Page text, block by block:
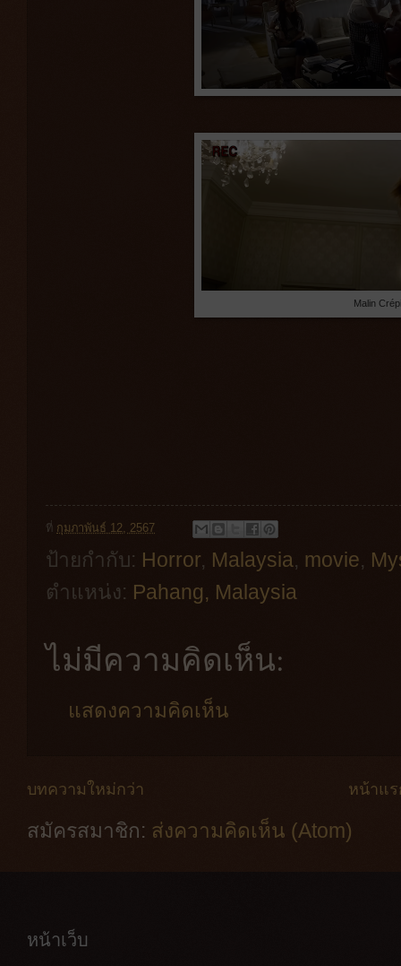
Malin
ที่ กุมภาพันธ์ 12, 2567
ป้ายกำกับ: Horror, Malaysia, movie,
ตำแหน่ง: Pahang, Malaysia
ไม่มีความคิดเห็น:
แสดงความคิดเห็น
บทความใหม่กว่า หน้าแร
สมัครสมาชิก: ส่งความคิดเห็น (Atom)
หน้าเว็บ